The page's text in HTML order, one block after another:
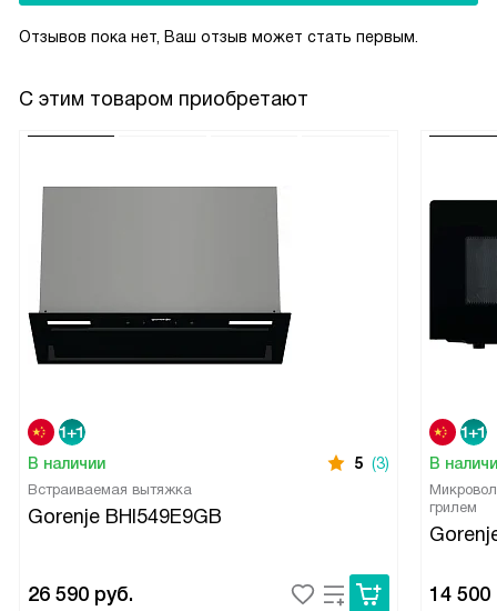
Отзывов пока нет, Ваш отзыв может стать первым.
С этим товаром приобретают
В наличии 5 (3)
Встраиваемая вытяжка
Gorenje BHI549E9GB
26 590 руб.
В
грилем
14 500